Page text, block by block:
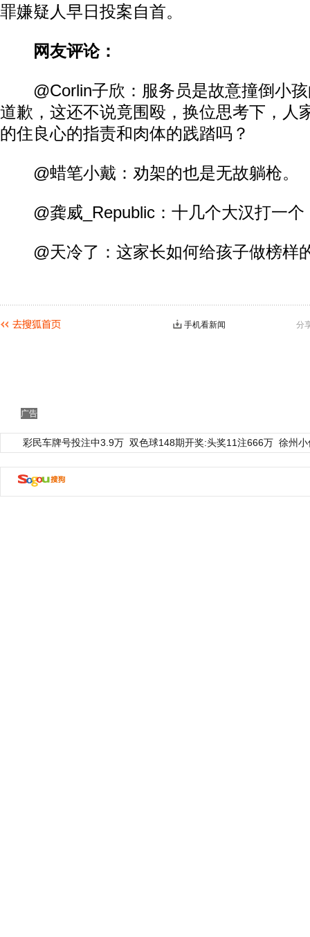
罪嫌疑人早日投案自首。
网友评论：
@Corlin子欣：服务员是故意撞倒小孩
道歉，这还不说竟围殴，换位思考下，人
的住良心的指责和肉体的践踏吗？
@蜡笔小戴：劝架的也是无故躺枪。
@龚威_Republic：十几个大汉打一个
@天冷了：这家长如何给孩子做榜样
分
手机看新闻
广告
彩民车牌号投注中3.9万 双色球148期开奖:头奖11注666万 徐州